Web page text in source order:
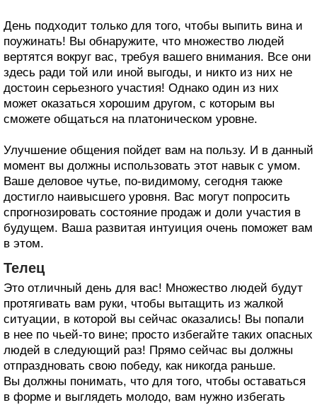
День подходит только для того, чтобы выпить вина и
поужинать! Вы обнаружите, что множество людей
вертятся вокруг вас, требуя вашего внимания. Все они
здесь ради той или иной выгоды, и никто из них не
достоин серьезного участия! Однако один из них
может оказаться хорошим другом, с которым вы
сможете общаться на платоническом уровне.
Улучшение общения пойдет вам на пользу. И в данный
момент вы должны использовать этот навык с умом.
Ваше деловое чутье, по-видимому, сегодня также
достигло наивысшего уровня. Вас могут попросить
спрогнозировать состояние продаж и доли участия в
будущем. Ваша развитая интуиция очень поможет вам
в этом.
Телец
Это отличный день для вас! Множество людей будут
протягивать вам руки, чтобы вытащить из жалкой
ситуации, в которой вы сейчас оказались! Вы попали
в нее по чьей-то вине; просто избегайте таких опасных
людей в следующий раз! Прямо сейчас вы должны
отпраздновать свою победу, как никогда раньше.
Вы должны понимать, что для того, чтобы оставаться
в форме и выглядеть молодо, вам нужно избегать